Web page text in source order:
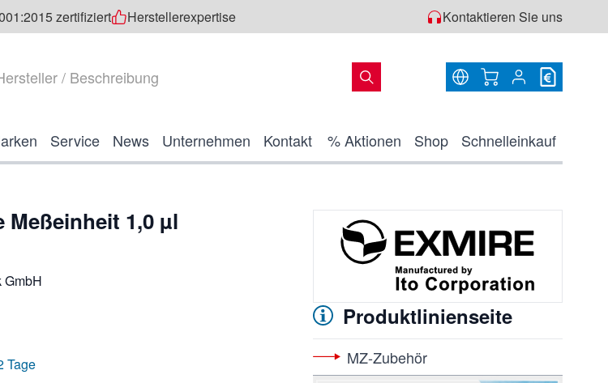
zertifiziert Herstellerexpertise
Kontaktieren Sie uns
Warenkorb
Service News Unternehmen Kontakt % Aktionen Shop Schnelleinkauf
1,0 µl
GmbH
Tage
Produktlinienseite
MZ-Zubehör